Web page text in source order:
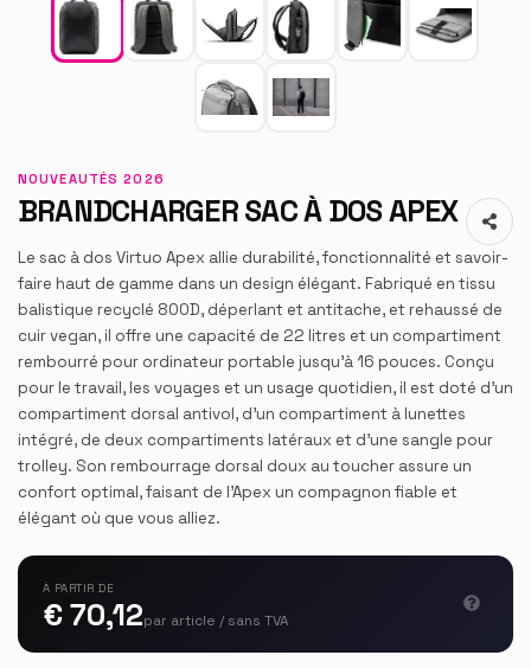
NOUVEAUTÉS 2026
BRANDCHARGER SAC À DOS APEX
Le sac à dos Virtuo Apex allie durabilité, fonctionnalité et savoir-
faire haut de gamme dans un design élégant. Fabriqué en tissu
balistique recyclé 800D, déperlant et antitache, et rehaussé de
cuir vegan, il offre une capacité de 22 litres et un compartiment
rembourré pour ordinateur portable jusqu'à 16 pouces. Conçu
pour le travail, les voyages et un usage quotidien, il est doté d'un
compartiment dorsal antivol, d'un compartiment à lunettes
intégré, de deux compartiments latéraux et d'une sangle pour
trolley. Son rembourrage dorsal doux au toucher assure un
confort optimal, faisant de l'Apex un compagnon fiable et
élégant où que vous alliez.
À PARTIR DE
€ 70,12par article / sans TVA